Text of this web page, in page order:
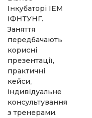
Інкубаторі ІЕМ
ІФНТУНГ.
Заняття
передбачають
корисні
презентації,
практичні
кейси,
індивідуальне
консультування
з тренерами.